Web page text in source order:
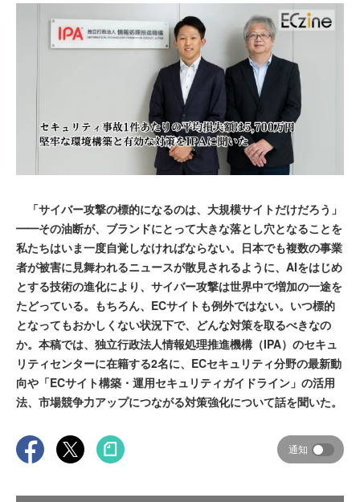
「サイバー攻撃の標的になるのは、大規模サイトだけだろう」
━━その油断が、ブランドにとって大きな落とし穴となることを
私たちはいま一度自覚しなければならない。日本でも複数の事業
者が被害に見舞われるニュースが散見されるように、AIをはじめ
とする技術の進化により、サイバー攻撃は世界中で増加の一途を
たどっている。もちろん、ECサイトも例外ではない。いつ標的
となってもおかしくない状況下で、どんな対策を取るべきなの
か。本稿では、独立行政法人情報処理推進機構（IPA）のセキュ
リティセンターに在籍する2名に、ECセキュリティ分野の最新動
向や「ECサイト構築・運用セキュリティガイドライン」の活用
法、市場競争力アップにつながる対策強化について話を聞いた。
通知